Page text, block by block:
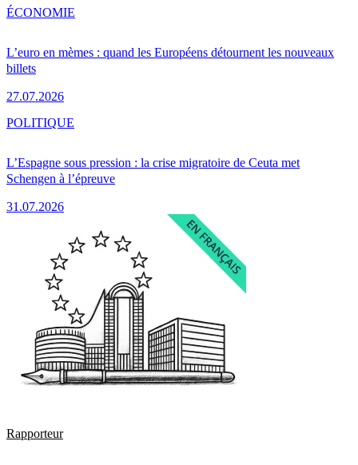
L’euro en mèmes : quand les Européens détournent les nouveaux
billets
27.07.2026
ÉCONOMIE
L’Espagne sous pression : la crise migratoire de Ceuta met
Schengen à l’épreuve
31.07.2026
POLITIQUE
Rapporteur